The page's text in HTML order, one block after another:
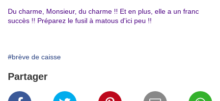
Du charme, Monsieur, du charme !! Et en plus, elle a un franc
succès !! Préparez le fusil à matous d'ici peu !!
#brève de caisse
Partager